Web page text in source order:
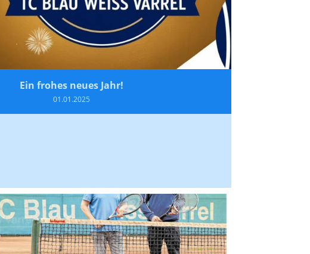
Ein frohes neues Jahr!
01.01.2025